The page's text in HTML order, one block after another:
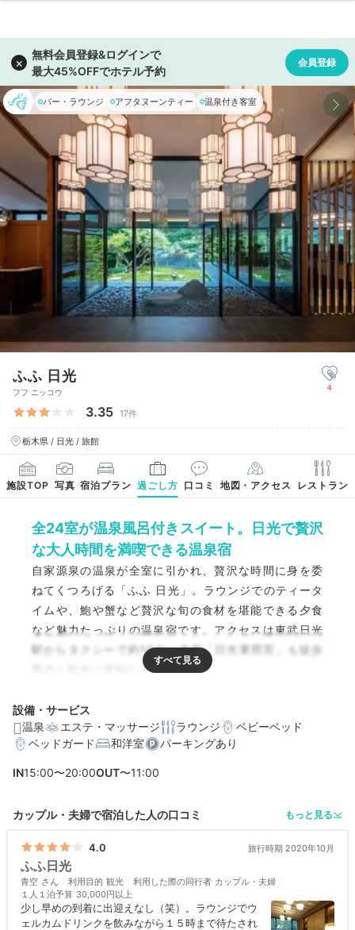
バー・ラウンジ アフタヌーンティー 温泉付き客室
ふふ 日光
フフ ニッコウ
3.35 17件
栃木県 / 日光 / 旅館
4
施設TOP 写真 宿泊プラン 過ごし方 口コミ 地図・アクセス レストラン
全24室が温泉風呂付きスイート。日光で贅沢
な大人時間を満喫できる温泉宿
自家源泉の温泉が全室に引かれ、贅沢な時間に身を委
ねてくつろげる「ふふ 日光」。ラウンジでのティータ
イムや、鮑や蟹など贅沢な旬の食材を堪能できる夕食
など魅力たっぷりの温泉宿です。アクセスは東武日光
駅からタクシーで約10分、名所「日光東照宮」も徒歩
圏内と観光に便利な立地ですよ。
編集部おすすめの３つのポイント
「ふふラウンジ」で優雅にアフタヌーンティーセットを
いただいて
グルメ派も大満足！伊勢海老や鮑など旬の食材をいかし
た夕食
設備・サービス
温泉
エステ・マッサージ ラウンジ
ベビーベッド
ベッドガード
和洋室 パーキングあり
IN15:00〜20:00OUT〜11:00
カップル・夫婦で宿泊した人の口コミ もっと見る
4.0 旅行時期 2020年10月
ふふ日光
青空 利用目的 観光 利用した際の同行者 カップル・夫婦
１人１泊予算 30,000円以上
少し早めの到着に出迎えなし（笑）。ラウンジでウ
ェルカムドリンクを飲みながら１５時まで待たされ